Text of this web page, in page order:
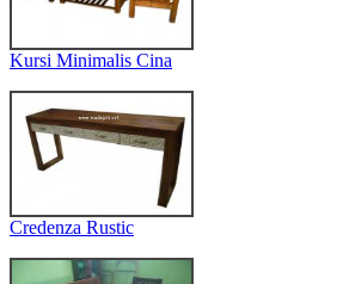
Kursi Minimalis Cina
Credenza Rustic